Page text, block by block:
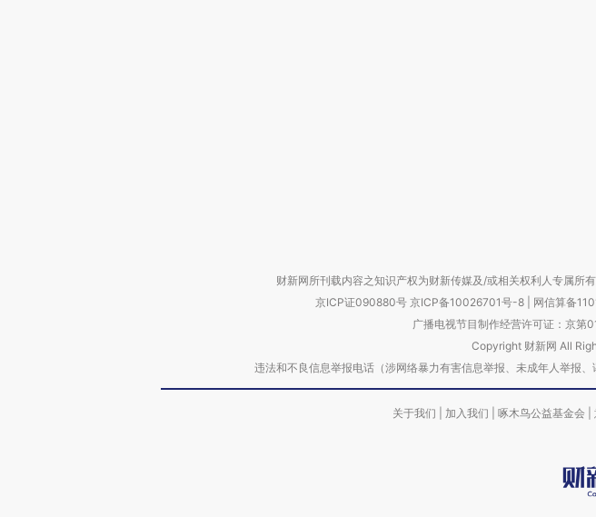
财新网所刊载内容之知识产权为财新传媒及/或相关权利人专属所
京ICP证090880号 京ICP备10026701号-8 网信算备
广播电视节目制作经营许可证：京第
Copyright 财新网 All
违法和不良信息举报电话（涉网络暴力有害信息举报、未成年人举
关于我们 加入我们 啄木鸟公益基金会